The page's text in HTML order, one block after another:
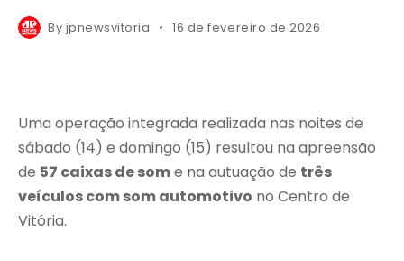
By jpnewsvitoria 16 de fevereiro de 2026
Uma operação integrada realizada nas noites de
sábado (14) e domingo (15) resultou na apreensão
de 57 caixas de some na autuação de três
veículos com som automotivo no Centro de
Vitória.